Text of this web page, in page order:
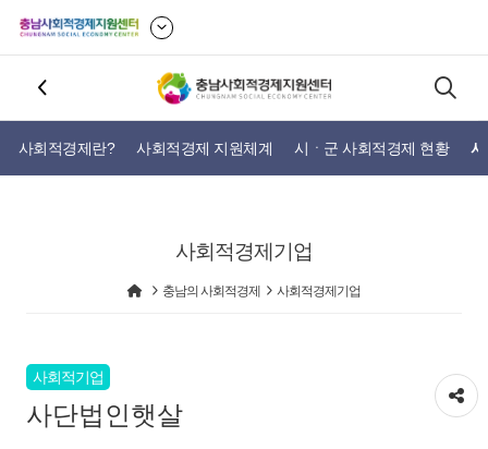
사회적경제란? 사회적경제 지원체계 시ㆍ군 사회적경제 현황
사회적경제기업
충남의 사회적경제 사회적경제기업
사회적기업
사단법인햇살